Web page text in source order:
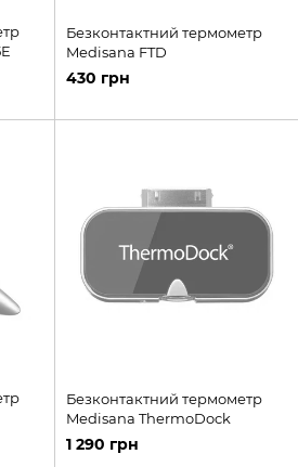
Безконтактний термометр
Medisana FTD
430 грн
Безконтактний термометр
Medisana ThermoDock
1 290 грн